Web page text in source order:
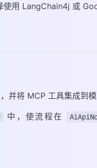
用 LangChain4j 或
并将 MCP 工具集成到模
中，使流程在